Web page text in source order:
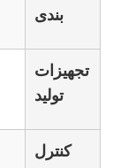
بندی
تجهیزات
تولید
کنترل